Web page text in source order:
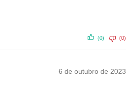
(0) (0)
6 de outubro de 2023